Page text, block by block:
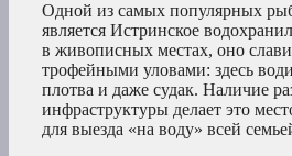
Одной из самых популярных
является Истринское
в живописных местах, оно
трофейными уловами: здесь
плотва и даже судак. Наличие
инфраструктуры делает это
для выезда «на воду» всей